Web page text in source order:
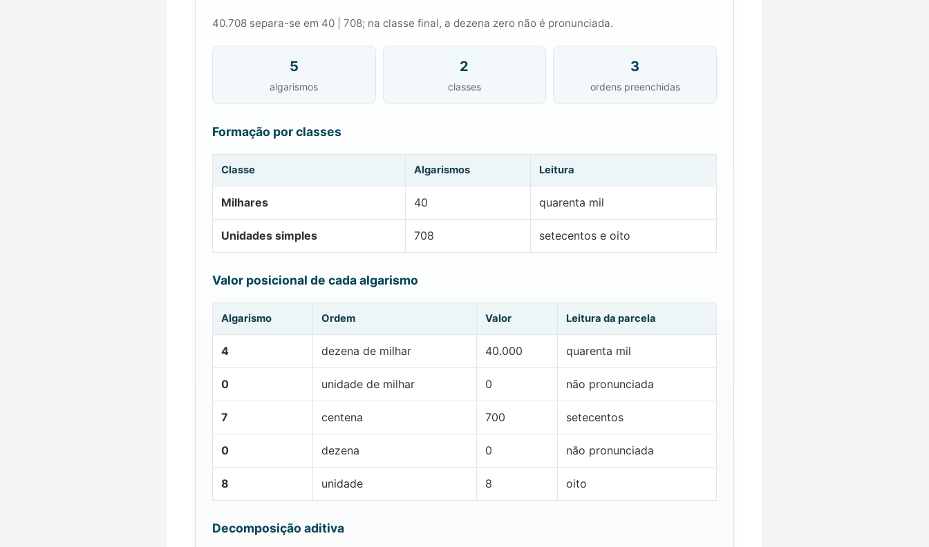
40.708 separa-se em 40 | 708; na classe final, a dezena zero não é pronunciada.
5
algarismos
2
classes
3
ordens preenchidas
Formação por classes
Classe Algarismos Leitura
Milhares 40 quarenta mil
Unidades simples 708 setecentos e oito
Valor posicional de cada algarismo
Algarismo Ordem Valor Leitura da parcela
4 dezena de milhar 40.000 quarenta mil
0 unidade de milhar 0 não pronunciada
7 centena 700 setecentos
0 dezena 0 não pronunciada
8 unidade 8 oito
Decomposição aditiva